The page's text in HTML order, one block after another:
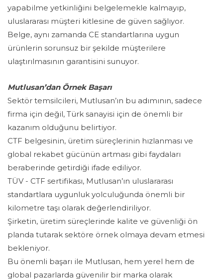
yapabilme yetkinliğini belgelemekle kalmayıp,
uluslararası müşteri kitlesine de güven sağlıyor.
Belge, aynı zamanda CE standartlarına uygun
ürünlerin sorunsuz bir şekilde müşterilere
ulaştırılmasının garantisini sunuyor.
Mutlusan’dan Örnek Başarı
Sektör temsilcileri, Mutlusan’ın bu adımının, sadece
firma için değil, Türk sanayisi için de önemli bir
kazanım olduğunu belirtiyor.
CTF belgesinin, üretim süreçlerinin hızlanması ve
global rekabet gücünün artması gibi faydaları
beraberinde getirdiği ifade ediliyor.
TÜV - CTF sertifikası, Mutlusan’ın uluslararası
standartlara uygunluk yolculuğunda önemli bir
kilometre taşı olarak değerlendiriliyor.
Şirketin, üretim süreçlerinde kalite ve güvenliği ön
planda tutarak sektöre örnek olmaya devam etmesi
bekleniyor.
Bu önemli başarı ile Mutlusan, hem yerel hem de
global pazarlarda güvenilir bir marka olarak